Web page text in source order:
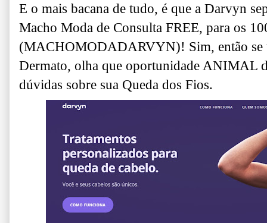
E o mais bacana de tudo, é que a Darvyn
Macho Moda de Consulta FREE, para os
(MACHOMODADARVYN)! Sim, então se
Dermato, olha que oportunidade ANIMAL
dúvidas sobre sua Queda dos Fios.